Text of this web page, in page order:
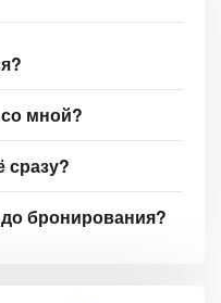
мной?
сразу?
бронирования?